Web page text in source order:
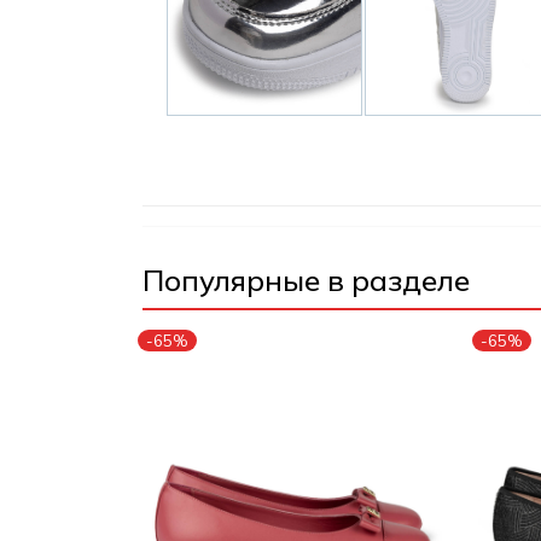
Популярные в разделе
-65% -65%